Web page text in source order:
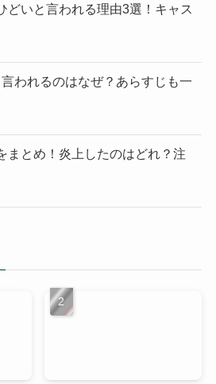
どいと言われる理由3選！キャス
われるのはなぜ？あらすじも一
まとめ！炎上したのはどれ？注